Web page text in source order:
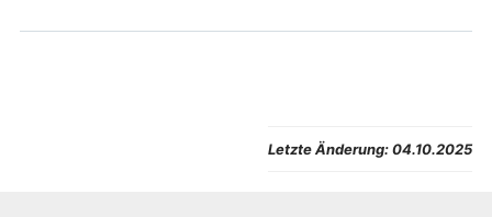
Letzte Änderung:04.10.2025